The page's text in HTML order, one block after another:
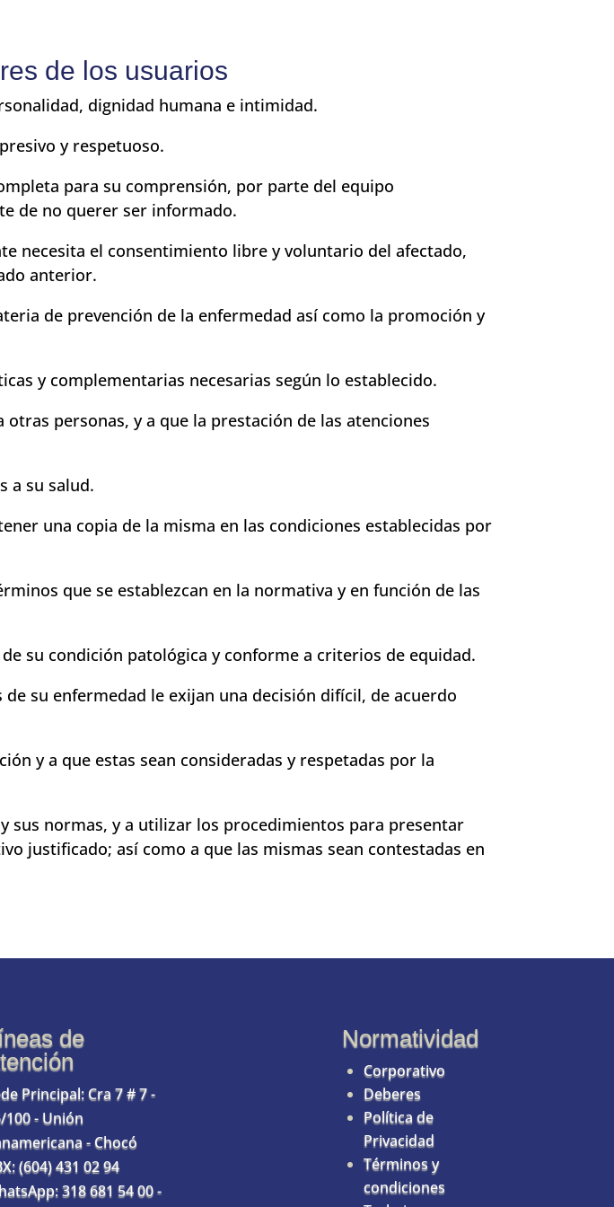
de los usuarios
dignidad humana e intimidad.
y respetuoso.
para su comprensión, por parte del equipo
de no querer ser informado.
necesita el consentimiento libre y voluntario del afectado,
anterior.
de prevención de la enfermedad así como la promoción y
y complementarias necesarias según lo establecido.
personas, y a que la prestación de las atenciones
a su salud.
una copia de la misma en las condiciones establecidas por
que se establezcan en la normativa y en función de las
su condición patológica y conforme a criterios de equidad.
su enfermedad le exijan una decisión difícil, de acuerdo
y a que estas sean consideradas y respetadas por la
normas, y a utilizar los procedimientos para presentar
justificado; así como a que las mismas sean contestadas en
de
Principal: Cra 7 # 7 -
100 - Unión
- Chocó
(604) 431 02 94
318 681 54 00 -
Normatividad
Corporativo
Deberes
Política de
Privacidad
Términos y
condiciones